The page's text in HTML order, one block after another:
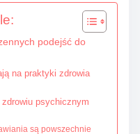
podejść do
na praktyki zdrowia
psychicznym
są powszechnie